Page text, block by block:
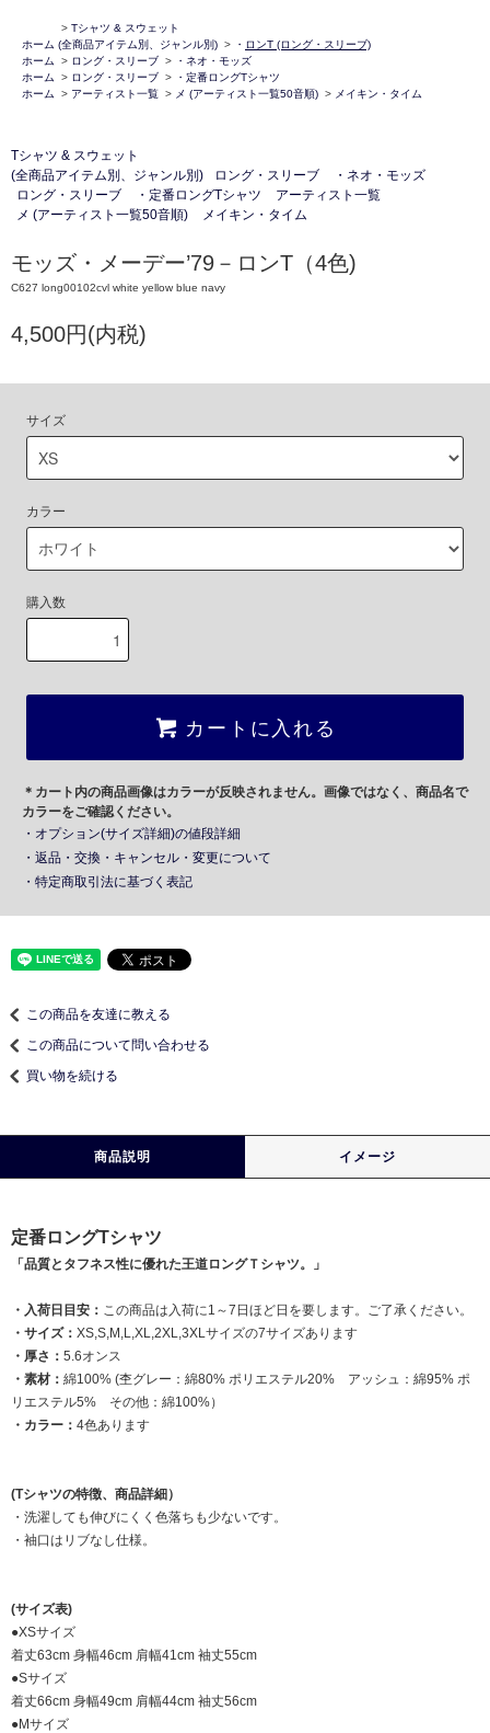
ホーム
> Tシャツ & スウェット
(全商品アイテム別、ジャンル別) > ・ ロンT (ロング・スリーブ)
ホーム
> ロング・スリーブ >
・ネオ・モッズ
ホーム
> ロング・スリーブ >
・定番ロングTシャツ
ホーム
> アーティスト一覧 > メ (アーティスト一覧50音順) > メイキン・タイム
Tシャツ & スウェット
(全商品アイテム別、ジャンル別)
ロング・スリーブ
・ネオ・モッズ
ロング・スリーブ
・定番ロングTシャツ
アーティスト一覧
メ (アーティスト一覧50音順)
メイキン・タイム
モッズ・メーデー’79－ロンT（4色)
C627 long00102cvl white yellow blue navy
4,500円(内税)
サイズ
カラー
購入数
カートに入れる
＊カート内の商品画像はカラーが反映されません。画像ではなく、商品名で
カラーをご確認ください。
・オプション(サイズ詳細)の値段詳細
・返品・交換・キャンセル・変更について
・特定商取引法に基づく表記
この商品を友達に教える
この商品について問い合わせる
買い物を続ける
商品説明 イメージ
定番ロングTシャツ
「品質とタフネス性に優れた王道ロングＴシャツ。」
・入荷日目安： この商品は入荷に1～7日ほど日を要します。ご了承ください。
・サイズ： XS,S,M,L,XL,2XL,3XLサイズの7サイズあります
・厚さ： 5.6オンス
・素材： 綿100% (杢グレー：綿80% ポリエステル20% アッシュ：綿95% ポ
リエステル5% その他：綿100%）
・カラー： 4色あります
(Tシャツの特徴、商品詳細）
・洗濯しても伸びにくく色落ちも少ないです。
・袖口はリブなし仕様。
(サイズ表)
●XSサイズ
着丈63cm 身幅46cm 肩幅41cm 袖丈55cm
●Sサイズ
着丈66cm 身幅49cm 肩幅44cm 袖丈56cm
●Mサイズ